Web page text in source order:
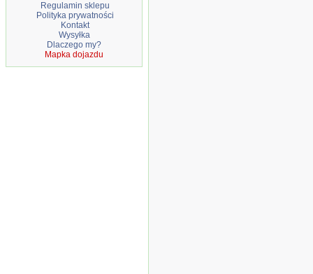
Regulamin sklepu
Polityka prywatności
Kontakt
Wysyłka
Dlaczego my?
Mapka dojazdu